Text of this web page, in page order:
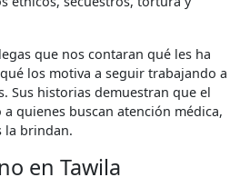
que nos contaran qué les ha
los motiva a seguir trabajando a
Sus historias demuestran que el
quienes buscan atención médica,
la brindan.
en Tawila